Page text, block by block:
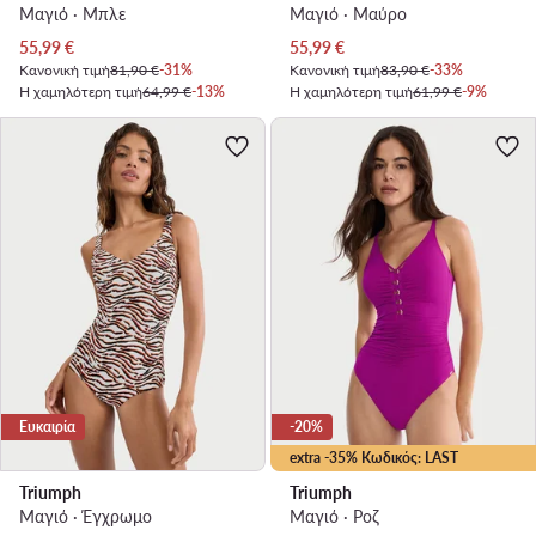
Μαγιό · Μπλε
Τρέχουσα τιμή
55,99€
Κανονική τιμή81,90 €-31%
Η χαμηλότερη τιμή64,99 €-13%
Μαγιό · Μαύρο
Τρέχουσα τιμή
55,99€
Κανονική τιμή83,90 €-33%
Η χαμηλότερη τιμή61,99 €-9%
Ευκαιρία
Triumph
Μαγιό · Έγχρωμο
extra -35% Κωδικός: LAST
-20%
Triumph
Μαγιό · Ροζ